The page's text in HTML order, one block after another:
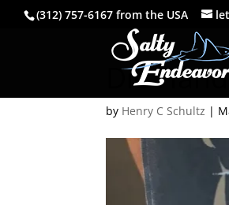
(312) 757-6167 from the USA
Die
by Henry C Schultz |